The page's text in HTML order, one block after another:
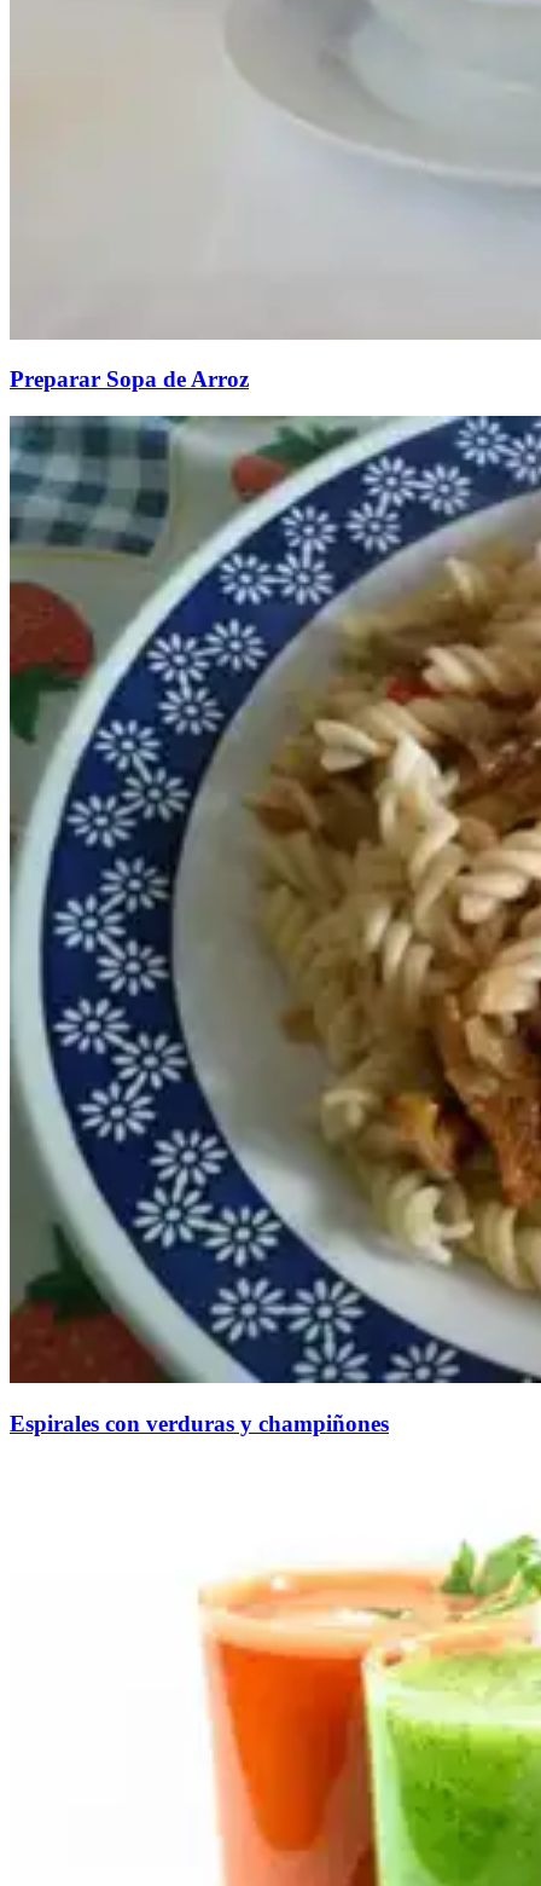
Preparar Sopa de Arroz
​Espirales con verduras y champiñones